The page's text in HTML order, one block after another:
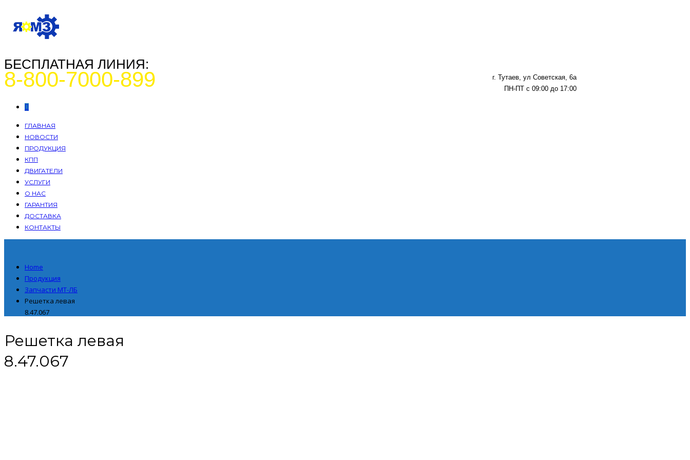
БЕСПЛАТНАЯ ЛИНИЯ:
8-800-7000-899
г. Тутаев, ул Советская, 6а
ПН-ПТ с 09:00 до 17:00
ГЛАВНАЯ
НОВОСТИ
ПРОДУКЦИЯ
КПП
ДВИГАТЕЛИ
УСЛУГИ
О НАС
ГАРАНТИЯ
ДОСТАВКА
КОНТАКТЫ
Home
Продукция
Запчасти МТ-ЛБ
Решетка левая
8.47.067
Решетка левая
8.47.067